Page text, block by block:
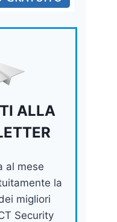
ALLA
al mese
la
migliori
Security